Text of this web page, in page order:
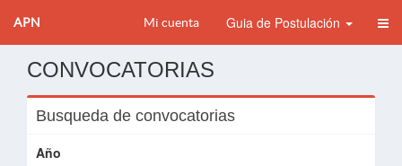
APN Mi cuenta Guia de Postulación
CONVOCATORIAS
Busqueda de convocatorias
Año